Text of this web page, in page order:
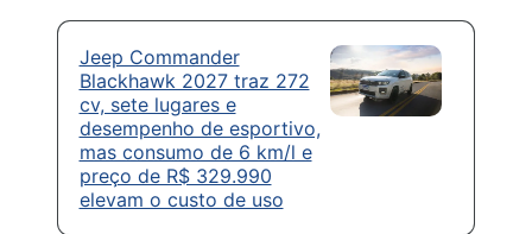
Jeep Commander
Blackhawk 2027 traz 272
cv, sete lugares e
desempenho de esportivo,
mas consumo de 6 km/l e
preço de R$ 329.990
elevam o custo de uso